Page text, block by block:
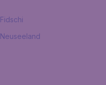
Fidschi
Neuseeland